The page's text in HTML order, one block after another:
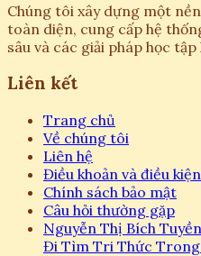
Chúng tôi xây dựng một
toàn diện, cung cấp hệ
sâu và các giải pháp học tập
Liên kết
Trang chủ
Về chúng tôi
Liên hệ
Điều khoản và điều kiện
Chính sách bảo mật
Câu hỏi thường gặp
Nguyễn Thị Bích
Đi Tìm Tri Thức Trong